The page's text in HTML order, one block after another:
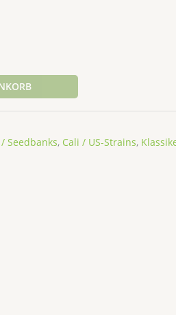
Seedbanks, Cali / US-Strains,